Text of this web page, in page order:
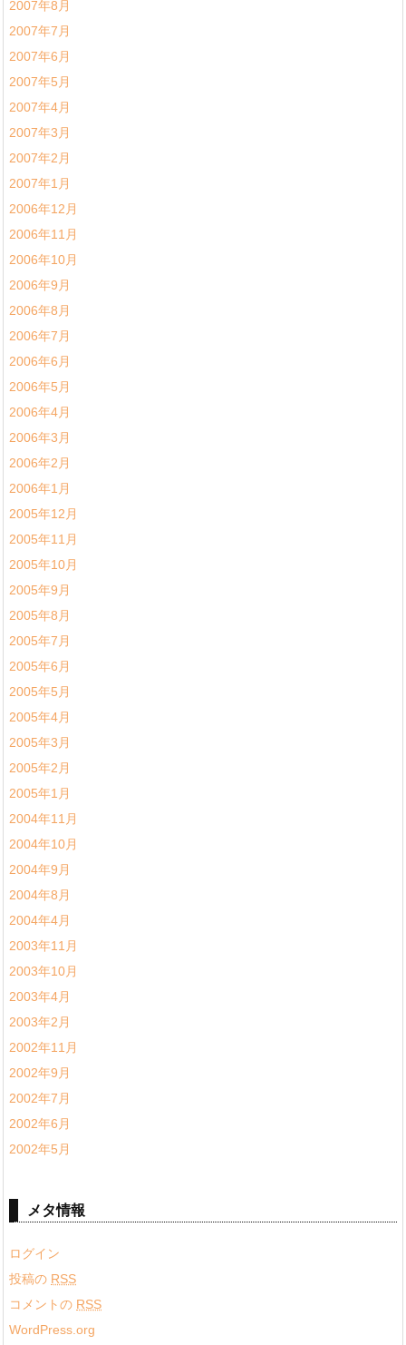
2007年8月
2007年7月
2007年6月
2007年5月
2007年4月
2007年3月
2007年2月
2007年1月
2006年12月
2006年11月
2006年10月
2006年9月
2006年8月
2006年7月
2006年6月
2006年5月
2006年4月
2006年3月
2006年2月
2006年1月
2005年12月
2005年11月
2005年10月
2005年9月
2005年8月
2005年7月
2005年6月
2005年5月
2005年4月
2005年3月
2005年2月
2005年1月
2004年11月
2004年10月
2004年9月
2004年8月
2004年4月
2003年11月
2003年10月
2003年4月
2003年2月
2002年11月
2002年9月
2002年7月
2002年6月
2002年5月
メタ情報
ログイン
投稿の RSS
コメントの RSS
WordPress.org